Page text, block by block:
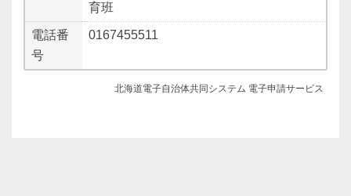
育班
電話番
号
0167455511
北海道電子自治体共同システム 電子申請サービス